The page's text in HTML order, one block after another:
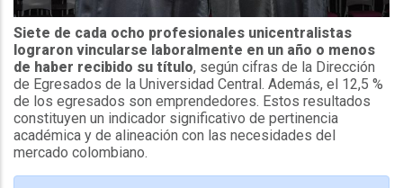
Siete de cada ocho profesionales unicentralistas
lograron vincularse laboralmente en un año o menos
de haber recibido su título, según cifras de la Dirección
de Egresados de la Universidad Central. Además, el 12,5 %
de los egresados son emprendedores. Estos resultados
constituyen un indicador significativo de pertinencia
académica y de alineación con las necesidades del
mercado colombiano.